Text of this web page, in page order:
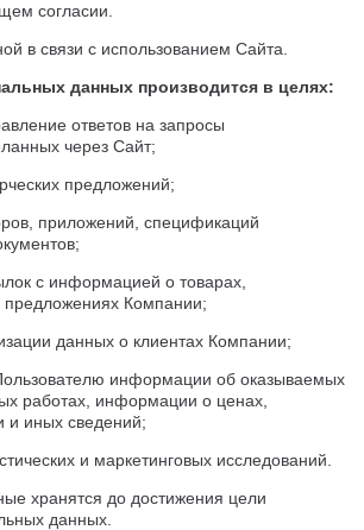
Самара
Симферополь
Сочи
Тверь
Тольятти
Хабаровск
Череповец
согласии.
в связи с использованием Сайта.
данных производится в целях:
ответов на запросы
через Сайт;
предложений;
приложений, спецификаций
с информацией о товарах,
предложениях Компании;
данных о клиентах Компании;
информации об оказываемых
работах, информации о ценах,
и иных сведений;
и маркетинговых исследований.
хранятся до достижения цели
данных.